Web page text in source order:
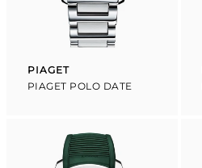
Proveedor:
PIAGET
PIAGET POLO DATE